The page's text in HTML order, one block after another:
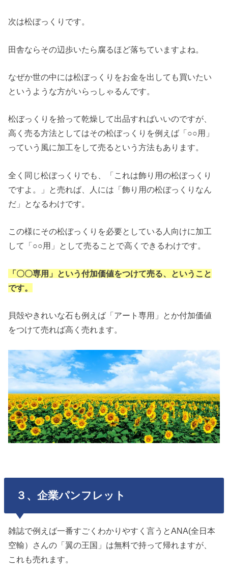
次は松ぼっくりです。
田舎ならその辺歩いたら腐るほど落ちていますよね。
なぜか世の中には松ぼっくりをお金を出しても買いたい
というような方がいらっしゃるんです。
松ぼっくりを拾って乾燥して出品すればいいのですが、
高く売る方法としてはその松ぼっくりを例えば「○○用」
っていう風に加工をして売るという方法もあります。
全く同じ松ぼっくりでも、「これは飾り用の松ぼっくり
ですよ。」と売れば、人には「飾り用の松ぼっくりなん
だ」となるわけです。
この様にその松ぼっくりを必要としている人向けに加工
して「○○用」として売ることで高くできるわけです。
「〇〇専用」という付加価値をつけて売る、ということ
です。
貝殻やきれいな石も例えば「アート専用」とか付加価値
をつけて売れば高く売れます。
３、企業パンフレット
雑誌で例えば一番すごくわかりやすく言うとANA(全日本
空輸）さんの「翼の王国」は無料で持って帰れますが、
これも売れます。